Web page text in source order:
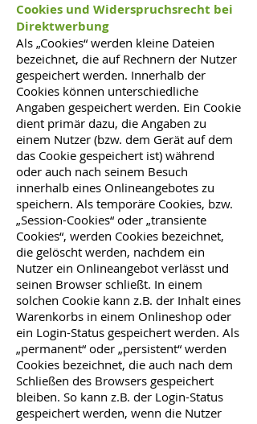
Cookies und Widerspruchsrecht bei
Direktwerbung
Als „Cookies“ werden kleine Dateien
bezeichnet, die auf Rechnern der Nutzer
gespeichert werden. Innerhalb der
Cookies können unterschiedliche
Angaben gespeichert werden. Ein Cookie
dient primär dazu, die Angaben zu
einem Nutzer (bzw. dem Gerät auf dem
das Cookie gespeichert ist) während
oder auch nach seinem Besuch
innerhalb eines Onlineangebotes zu
speichern. Als temporäre Cookies, bzw.
„Session-Cookies“ oder „transiente
Cookies“, werden Cookies bezeichnet,
die gelöscht werden, nachdem ein
Nutzer ein Onlineangebot verlässt und
seinen Browser schließt. In einem
solchen Cookie kann z.B. der Inhalt eines
Warenkorbs in einem Onlineshop oder
ein Login-Status gespeichert werden. Als
„permanent“ oder „persistent“ werden
Cookies bezeichnet, die auch nach dem
Schließen des Browsers gespeichert
bleiben. So kann z.B. der Login-Status
gespeichert werden, wenn die Nutzer